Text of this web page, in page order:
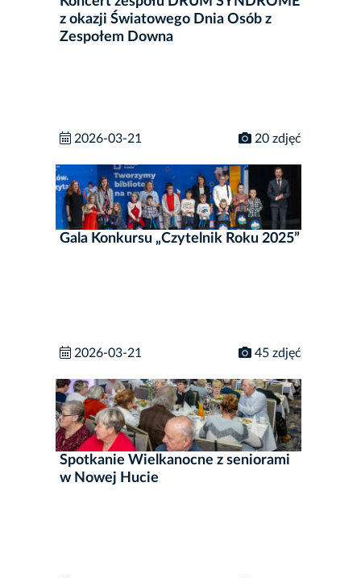
z okazji Światowego Dnia Osób z
Zespołem Downa
2026-03-21 20 zdjęć
Gala Konkursu „Czytelnik Roku 2025”
2026-03-21 45 zdjęć
Spotkanie Wielkanocne z seniorami
w Nowej Hucie